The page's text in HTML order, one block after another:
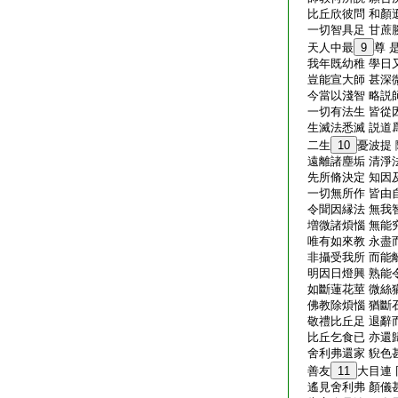
比丘欣彼問 和顏
一切智具足 甘蔗
天人中最 9 尊
我年既幼稚 學日
豈能宣大師 甚深
今當以淺智 略説
一切有法生 皆從
生滅法悉滅 説道
二生
10 憂波提
遠離諸塵垢 清淨
先所脩決定 知因
一切無所作 皆由
令聞因縁法 無我
増微諸煩惱 無能
唯有如來教 永盡
非攝受我所 而能
明因日燈興 熟能
如斷蓮花莖 微絲
佛教除煩惱 猶斷
敬禮比丘足 退辭
比丘乞食已 亦還
舍利弗還家 貎色
善友 11 大目連
遙見舍利弗 顏儀